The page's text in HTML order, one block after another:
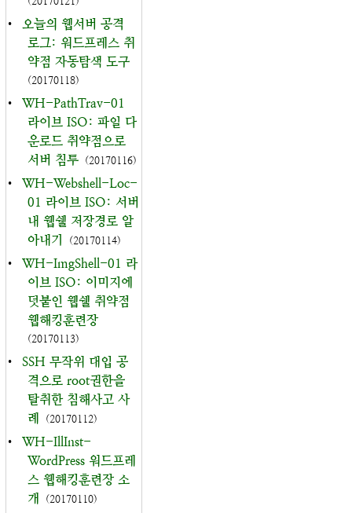
•
오늘의 웹서버 공격
로그: 워드프레스 취
약점 자동탐색 도구
(20170118)
•
WH-PathTrav-01
라이브 ISO: 파일 다
운로드 취약점으로
서버 침투 (20170116)
•
WH-Webshell-Loc-
01 라이브 ISO: 서버
내 웹쉘 저장경로 알
아내기
(20170114)
•
WH-ImgShell-01 라
이브 ISO: 이미지에
덧붙인 웹쉘 취약점
웹해킹훈련장
(20170113)
•
SSH 무작위 대입 공
격으로 root권한을
탈취한 침해사고 사
례
(20170112)
•
WH-IllInst-
WordPress 워드프레
스 웹해킹훈련장 소
개
(20170110)